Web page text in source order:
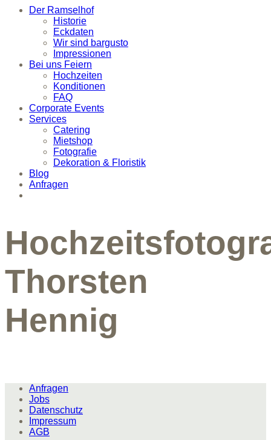
Der Ramselhof
Historie
Eckdaten
Wir sind bargusto
Impressionen
Bei uns Feiern
Hochzeiten
Konditionen
FAQ
Corporate Events
Services
Catering
Mietshop
Fotografie
Dekoration & Floristik
Blog
Anfragen
Thorsten
Hennig
Anfragen
Jobs
Datenschutz
Impressum
AGB